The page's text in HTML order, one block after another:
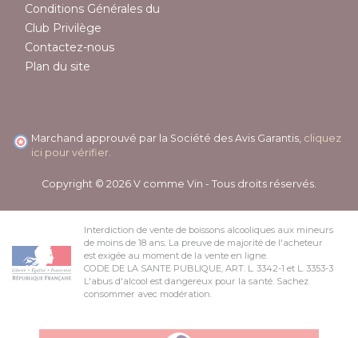
Conditions Générales du
Club Privilège
Contactez-nous
Plan du site
Marchand approuvé par la Société des Avis Garantis, cliquez
ici pour vérifier
Copyright © 2026 V comme Vin - Tous droits réservés.
Interdiction de vente de boissons alcooliques aux mineurs
de moins de 18 ans. La preuve de majorité de l'acheteur
est exigée au moment de la vente en ligne.
CODE DE LA SANTE PUBLIQUE, ART. L. 3342-1 et L. 3353-3
L'abus d'alcool est dangereux pour la santé. Sachez
consommer avec modération.